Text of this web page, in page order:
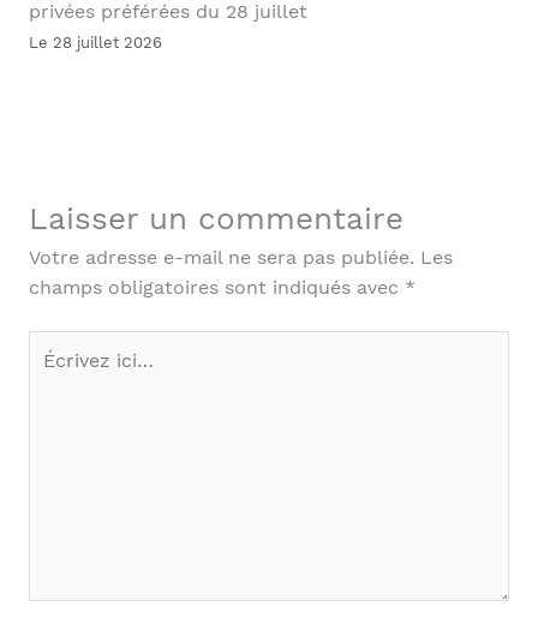
privées préférées du 28 juillet
Le 28 juillet 2026
Laisser un commentaire
Votre adresse e-mail ne sera pas publiée. Les
champs obligatoires sont indiqués avec *
Écrivez
ici…